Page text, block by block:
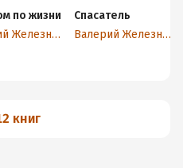
по жизни
Валерий Железнов
Спасатель
Валерий Железнов
книг